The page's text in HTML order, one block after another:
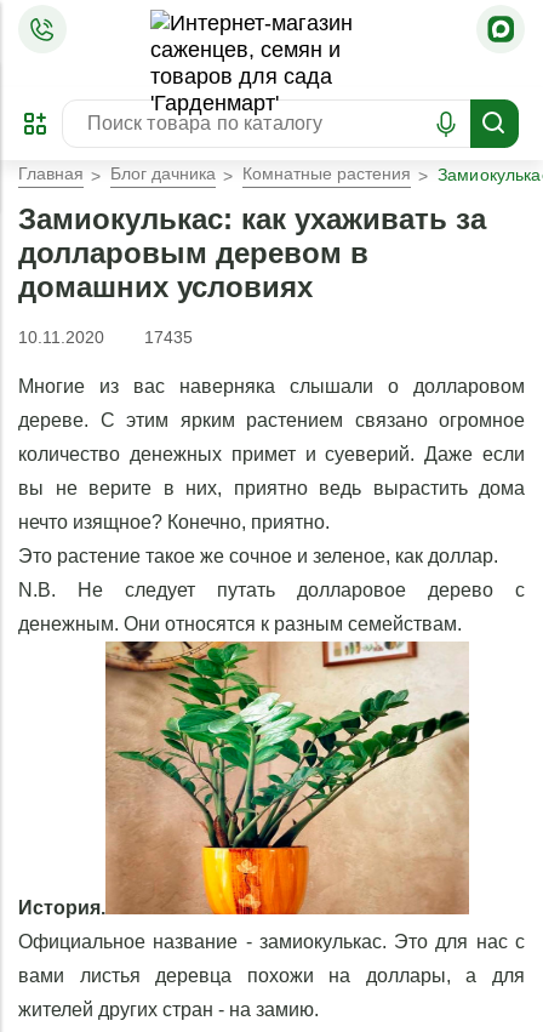
ПРЕДЗАКАЗ
ЗАБРОНИРОВАТЬ
ЛУЧШЕЕ
Главная Блог дачника Комнатные растения
Замиокулькас: как ухаживать за
долларовым деревом в
домашних условиях
10.11.2020 17435
Многие из вас наверняка слышали о долларовом
дереве. С этим ярким растением связано огромное
количество денежных примет и суеверий. Даже если
вы не верите в них, приятно ведь вырастить дома
нечто изящное? Конечно, приятно.
Это растение такое же сочное и зеленое, как доллар.
N.B. Не следует путать долларовое дерево с
денежным. Они относятся к разным семействам.
История.
Официальное название - замиокулькас. Это для нас с
вами листья деревца похожи на доллары, а для
жителей других стран - на замию.